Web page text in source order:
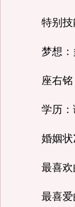
特别技
梦想：
座右铭：
学历：
婚姻状
最喜欢
最喜爱